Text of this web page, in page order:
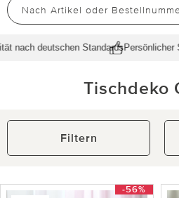
deutschen StandardsPersönlicher
Tischdeko
Filtern
-56%